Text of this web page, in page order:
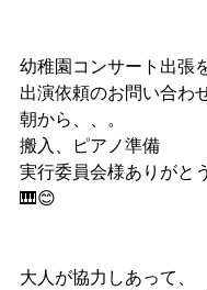
幼稚園コンサート出張
出演依頼のお問い合わ
朝から、、。
搬入、ピアノ準備
実行委員会様ありがと
🎹😊
大人が協力しあって、